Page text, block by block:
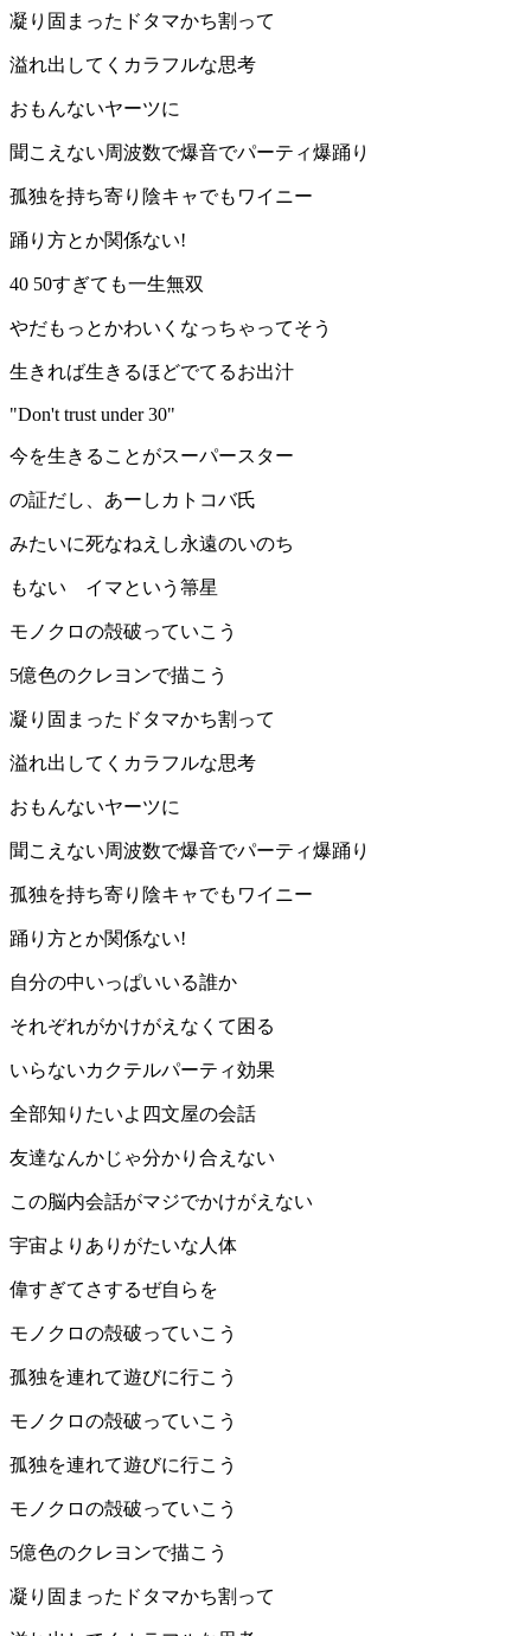
凝り固まったドタマかち割って
溢れ出してくカラフルな思考
おもんないヤーツに
聞こえない周波数で爆音でパーティ爆踊り
孤独を持ち寄り陰キャでもワイニー
踊り方とか関係ない︎!
40 50すぎても一生無双
やだもっとかわいくなっちゃってそう
生きれば生きるほどでてるお出汁
"Don't trust under 30"
今を生きることがスーパースター
の証だし、あーしカトコバ氏
みたいに死なねえし永遠のいのち
もない イマという箒星
モノクロの殻破っていこう
5億色のクレヨンで描こう
凝り固まったドタマかち割って
溢れ出してくカラフルな思考
おもんないヤーツに
聞こえない周波数で爆音でパーティ爆踊り
孤独を持ち寄り陰キャでもワイニー
踊り方とか関係ない︎!
自分の中いっぱいいる誰か
それぞれがかけがえなくて困る
いらないカクテルパーティ効果
全部知りたいよ四文屋の会話
友達なんかじゃ分かり合えない
この脳内会話がマジでかけがえない
宇宙よりありがたいな人体
偉すぎてさするぜ自らを
モノクロの殻破っていこう
孤独を連れて遊びに行こう
モノクロの殻破っていこう
孤独を連れて遊びに行こう
モノクロの殻破っていこう
5億色のクレヨンで描こう
凝り固まったドタマかち割って